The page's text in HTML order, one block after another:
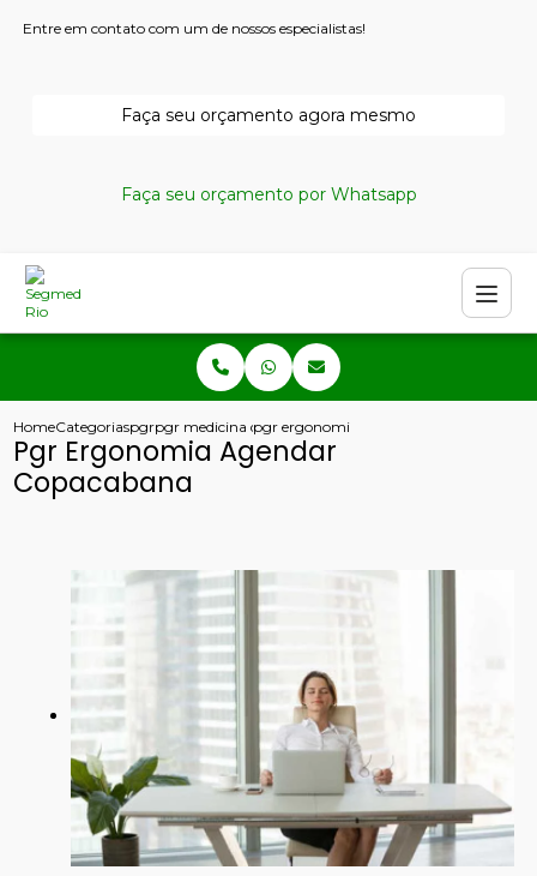
Entre em contato com um de nossos especialistas!
Faça seu orçamento agora mesmo
Faça seu orçamento por Whatsapp
HomeCategoriaspgrpgr medicina do trabalhopgr ergonomia agendar copacabana
Pgr Ergonomia Agendar
Copacabana